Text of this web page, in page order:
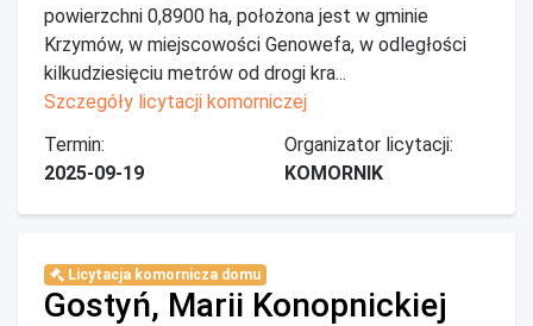
powierzchni 0,8900 ha, położona jest w gminie
Krzymów, w miejscowości Genowefa, w odległości
kilkudziesięciu metrów od drogi kra...
Szczegóły licytacji komorniczej
Termin:
2025-09-19
Organizator licytacji:
KOMORNIK
Licytacja komornicza domu
Gostyń, Marii Konopnickiej